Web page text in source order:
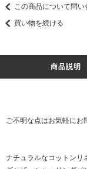
この商品について問い
買い物を続ける
商品説明
ご不明な点はお気軽にお
ナチュラルなコットンリ